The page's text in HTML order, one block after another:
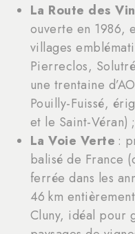
La Route des
ouverte en 1986,
villages
Pierreclos,
une trentaine
Pouilly-Fuissé,
et le Saint-Véran)
La Voie Verte :
balisé de France
ferrée dans les
46 km
Cluny, idéal pour